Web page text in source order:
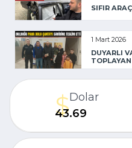
SIFIR
1 Mart 2026
DUYARLI
Dolar
43.69